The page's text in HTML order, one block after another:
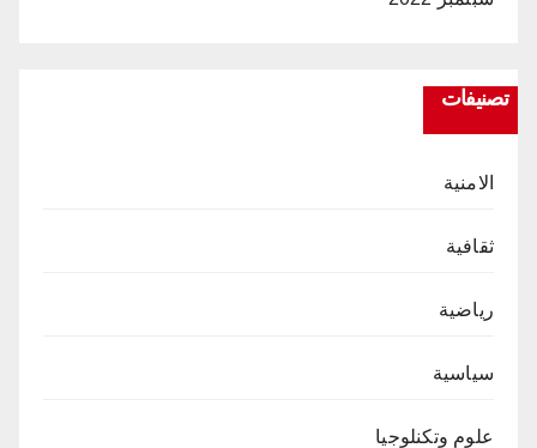
تصنيفات
الامنية
ثقافية
رياضية
سياسية
علوم وتكنلوجيا